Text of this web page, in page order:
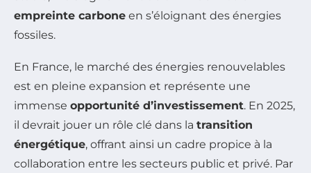
empreinte carbone en s’éloignant des énergies
fossiles.
En France, le marché des énergies renouvelables
est en pleine expansion et représente une
immense opportunité d’investissement. En 2025,
il devrait jouer un rôle clé dans la transition
énergétique, offrant ainsi un cadre propice à la
collaboration entre les secteurs public et privé. Par